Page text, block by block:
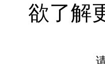
欲了解